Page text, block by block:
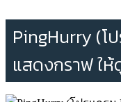
PingHurry (โ
แสดงกราฟ ให้